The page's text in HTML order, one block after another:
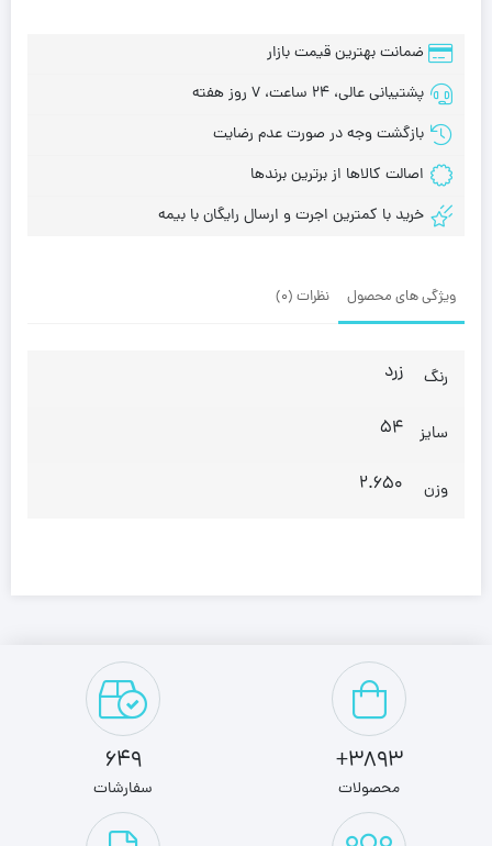
ضمانت بهترین قیمت بازار
پشتیبانی عالی، 24 ساعت، 7 روز هفته
بازگشت وجه در صورت عدم رضایت
اصالت کالاها از برترین برندها
خرید با کمترین اجرت و ارسال رایگان با بیمه
ویژگی های محصول نظرات (0)
رنگ زرد
سایز 54
وزن 2.650
3893+
محصولات
649
سفارشات